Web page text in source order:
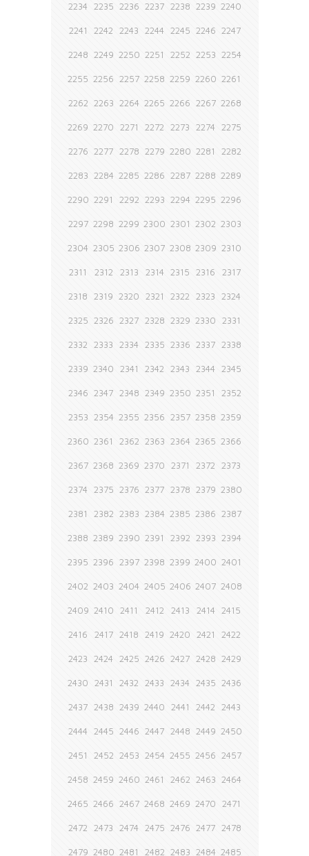
2234 2235 2236 2237 2238 2239 2240
2241 2242 2243 2244 2245 2246 2247
2248 2249 2250 2251 2252 2253 2254
2255 2256 2257 2258 2259 2260 2261
2262 2263 2264 2265 2266 2267 2268
2269 2270 2271 2272 2273 2274 2275
2276 2277 2278 2279 2280 2281 2282
2283 2284 2285 2286 2287 2288 2289
2290 2291 2292 2293 2294 2295 2296
2297 2298 2299 2300 2301 2302 2303
2304 2305 2306 2307 2308 2309 2310
2311 2312 2313 2314 2315 2316 2317
2318 2319 2320 2321 2322 2323 2324
2325 2326 2327 2328 2329 2330 2331
2332 2333 2334 2335 2336 2337 2338
2339 2340 2341 2342 2343 2344 2345
2346 2347 2348 2349 2350 2351 2352
2353 2354 2355 2356 2357 2358 2359
2360 2361 2362 2363 2364 2365 2366
2367 2368 2369 2370 2371 2372 2373
2374 2375 2376 2377 2378 2379 2380
2381 2382 2383 2384 2385 2386 2387
2388 2389 2390 2391 2392 2393 2394
2395 2396 2397 2398 2399 2400 2401
2402 2403 2404 2405 2406 2407 2408
2409 2410 2411 2412 2413 2414 2415
2416 2417 2418 2419 2420 2421 2422
2423 2424 2425 2426 2427 2428 2429
2430 2431 2432 2433 2434 2435 2436
2437 2438 2439 2440 2441 2442 2443
2444 2445 2446 2447 2448 2449 2450
2451 2452 2453 2454 2455 2456 2457
2458 2459 2460 2461 2462 2463 2464
2465 2466 2467 2468 2469 2470 2471
2472 2473 2474 2475 2476 2477 2478
2479 2480 2481 2482 2483 2484 2485